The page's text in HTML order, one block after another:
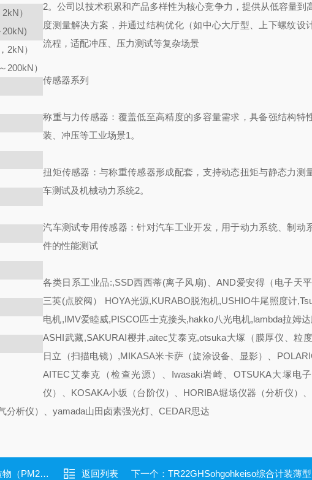
）
20kN)
2kN）
200kN）
2。公司以技术积累和产品多样性为核心竞争力，提供从低容量到
度测量解决方案，并通过结构优化（如中心大厅型、上下螺纹设
流程，适配冲压、压力测试等复杂场景
传感器系列
称重与力传感器：覆盖低至高精度的多容量需求，具备强结构特
装、冲压等工业场景1。
扭矩传感器：与称重传感器形成配套，支持动态扭矩与静态力测
车测试及机械动力系统2。
汽车测试专用传感器：针对汽车工业开发，用于动力系统、制动
件的性能测试
各类日系工业品:,SSD西西蒂(离子风扇)、AND爱安得（电子天
三英(点胶阀） HOYA光源,KURABO脱泡机,USHIO牛尾照度计
电机,IMV爱睦威,PISCO匹士克接头,hakko八光电机,lambda拉姆
ASHI武藏,SAKURAI樱井,aitec艾泰克,otsuka大塚（膜厚仪、粒
日立（扫描电镜）,MIKASA米卡萨（旋涂设备、显影）、
AITEC艾泰克（检查光源）、Iwasaki岩崎、OTSUKA大塚电
仪）、KOSAKA小坂（台阶仪）、HORIBA堀场仪器（分析仪）
分析仪）、yamada山田卤素强光灯、CEDAR思达
）测量装置 返回列表 下一个： TR22GHSohgohkeiso综合计装薄型传感器易于安装